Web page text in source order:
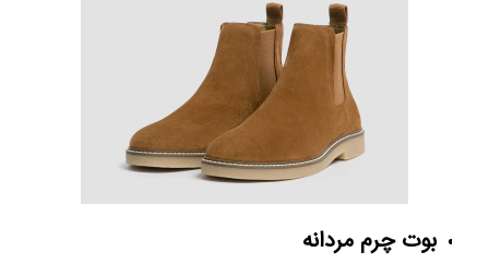
بوت چرم مردانه